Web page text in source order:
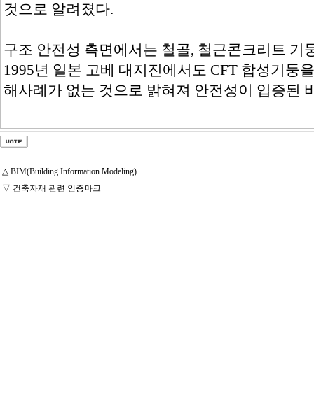
것으로 알려졌다.
구조 안전성 측면에서는 철골, 철근콘크리트 기
1995년 일본 고베 대지진에서도 CFT 합성기둥
해사례가 없는 것으로 밝혀져 안전성이 입증된
△ BIM(Building Information Modeling)
▽ 건축자재 관련 인증마크